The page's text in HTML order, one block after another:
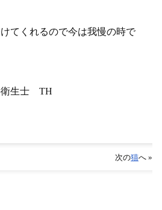
てくれるので今は我慢の時で
衛生士 TH
次の猫へ »